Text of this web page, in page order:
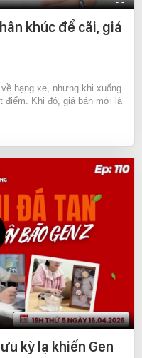
khúc để cãi, giá
hạng xe, nhưng khi xuống
điểm. Khi đó, giá bán mới là
kỳ lạ khiến Gen